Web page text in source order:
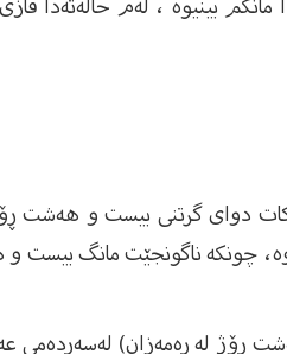
دوای گرتنی بیست و هەشت
چونکە ناگونجێت مانگ
ڕۆژ لە ڕەمەزان) لەسەردەمی